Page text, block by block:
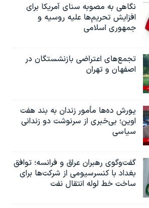
نگاهی به مصوبه سنای آمریکا برای
افزایش تحریم‌ها علیه روسیه و
جمهوری اسلامی
تجمع‌های اعتراضی بازنشستگان در
اصفهان و تهران
یورش ده‌ها مأمور زندان به بند هفت
اوین؛ بی‌خبری از سرنوشت دو زندانی
سیاسی
گفت‌وگوی رهبران عراق و فرانسه؛ توافق
بغداد با کنسرسیومی از شرکت‌ها برای
ساخت خط لوله انتقال نفت